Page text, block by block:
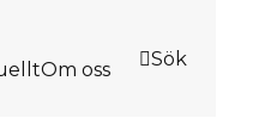
Om oss Sök